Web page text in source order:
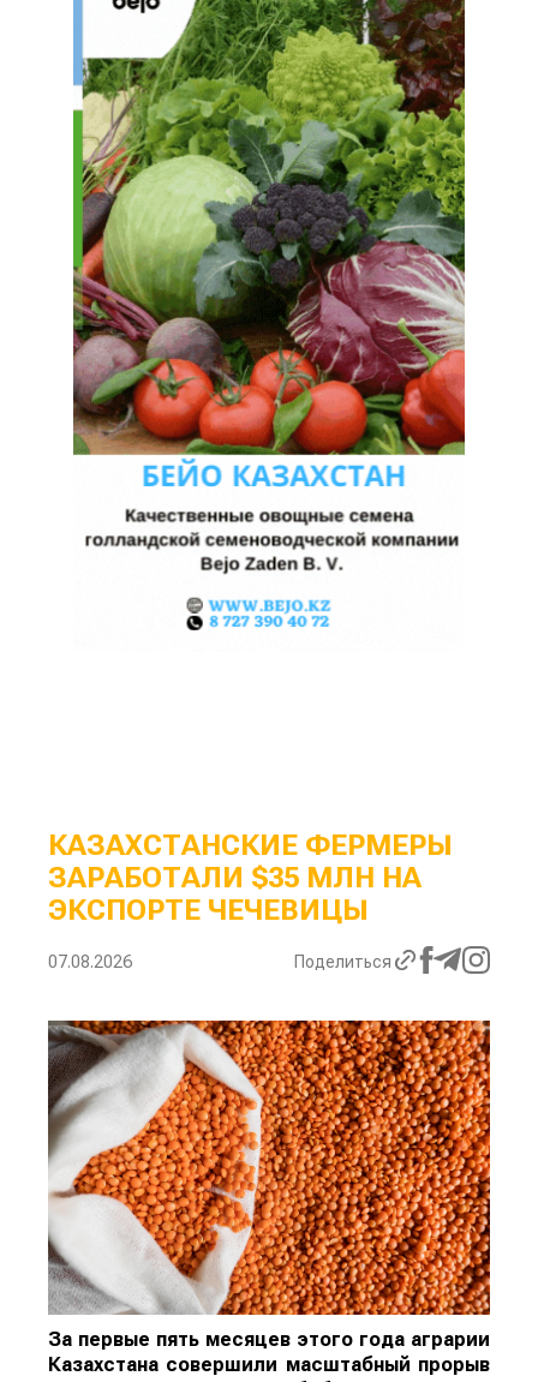
КАЗАХСТАНСКИЕ ФЕРМЕРЫ
ЗАРАБОТАЛИ $35 МЛН НА
ЭКСПОРТЕ ЧЕЧЕВИЦЫ
07.08.2026 Поделиться
За первые пять месяцев этого года аграрии
Казахстана совершили масштабный прорыв